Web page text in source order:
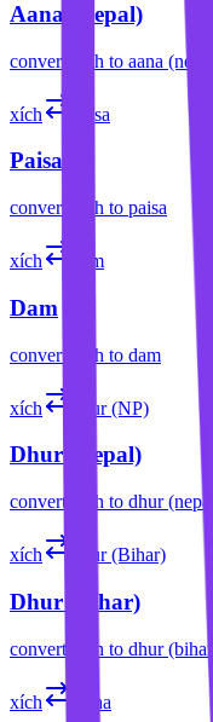
Aana (Nepal)
convert xích to aana (nepal)
xích paisa
Paisa
convert xích to paisa
xích dam
Dam
convert xích to dam
xích dhur (NP)
Dhur (Nepal)
convert xích to dhur (nepal)
xích dhur (Bihar)
Dhur (Bihar)
convert xích to dhur (bihar)
xích lecha